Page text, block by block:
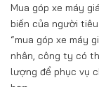
Mua góp xe máy
biến của người
“mua góp xe máy
nhân, công ty có
lượng để phục vụ